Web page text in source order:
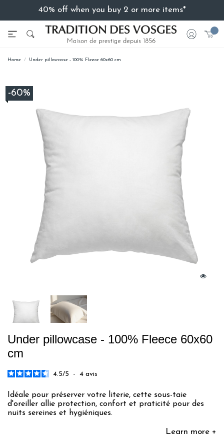
40% off when you buy 2 or more items*
Home Under pillowcase - 100% Fleece 60x60 cm
-60%
Under pillowcase - 100% Fleece 60x60
cm
4.5/5 - 4 avis
Idéale pour préserver votre literie, cette sous-taie
d'oreiller allie protection, confort et praticité pour des
nuits sereines et hygiéniques.
Learn more +